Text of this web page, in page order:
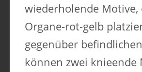
wiederholende
Organe-rot-gelb
gegenüber
können zwei knieende